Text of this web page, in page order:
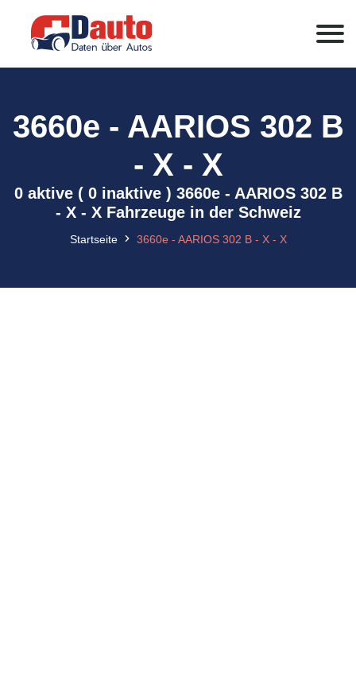
3660e - AARIOS 302 B
- X - X
0 aktive ( 0 inaktive ) 3660e - AARIOS 302 B
- X - X Fahrzeuge in der Schweiz
Startseite 3660e - AARIOS 302 B - X - X